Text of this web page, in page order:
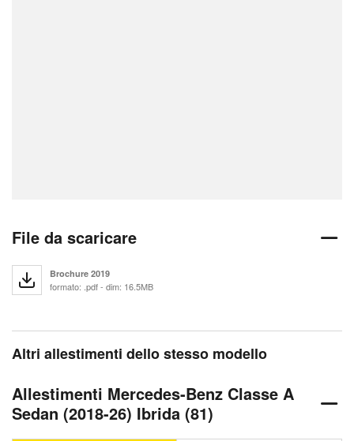
File da scaricare
Brochure 2019
formato: .pdf - dim: 16.5MB
Altri allestimenti dello stesso modello
Allestimenti Mercedes-Benz Classe A
Sedan (2018-26) Ibrida (81)